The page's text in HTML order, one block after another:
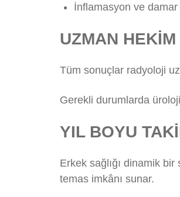
İnflamasyon ve damar
UZMAN
Tüm sonuçlar radyoloji
Gerekli durumlarda
YIL BOYU
Erkek sağlığı dinamik
temas imkânı sunar.